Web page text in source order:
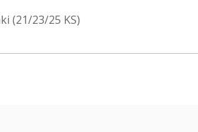
(21/23/25 KS)